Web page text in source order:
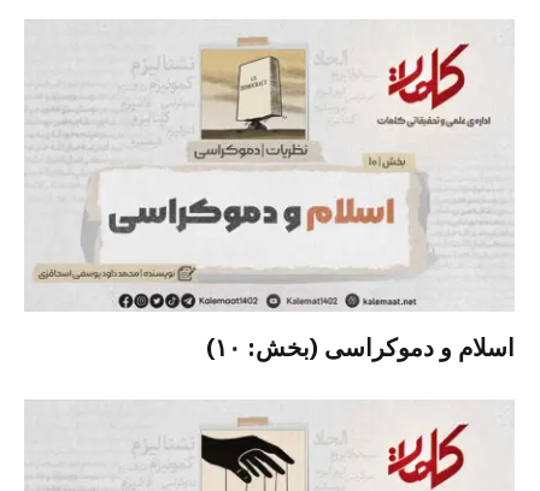
اسلام و دموکراسی (بخش: ۱۰)